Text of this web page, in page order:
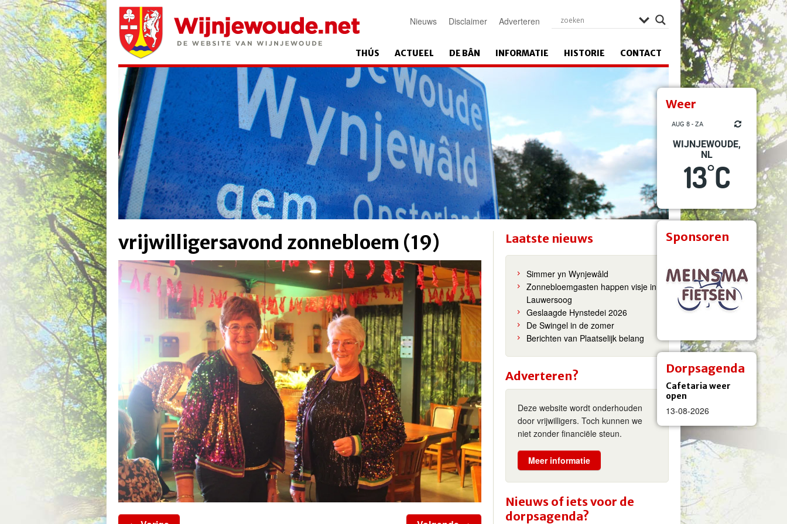
Weer
AUG 8 - ZA
WIJNJEWOUDE,
NL
13°C
Sponsoren
Dorpsagenda
Cafetaria weer
open
13-08-2026
Nieuws Disclaimer Adverteren
THÚS ACTUEEL DE BÂN INFORMATIE HISTORIE CONTACT
vrijwilligersavond zonnebloem (19) Laatste nieuws
Simmer yn Wynjewâld
Zonnebloemgasten happen visje in
Lauwersoog
Geslaagde Hynstedei 2026
De Swingel in de zomer
Berichten van Plaatselijk belang
Adverteren?
Deze website wordt onderhouden
door vrijwilligers. Toch kunnen we
niet zonder financiële steun.
Meer informatie
Nieuws of iets voor de
dorpsagenda?